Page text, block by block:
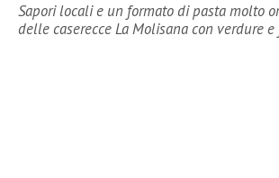
Sapori locali e un formato di pasta molto
delle caserecce La Molisana con verdure